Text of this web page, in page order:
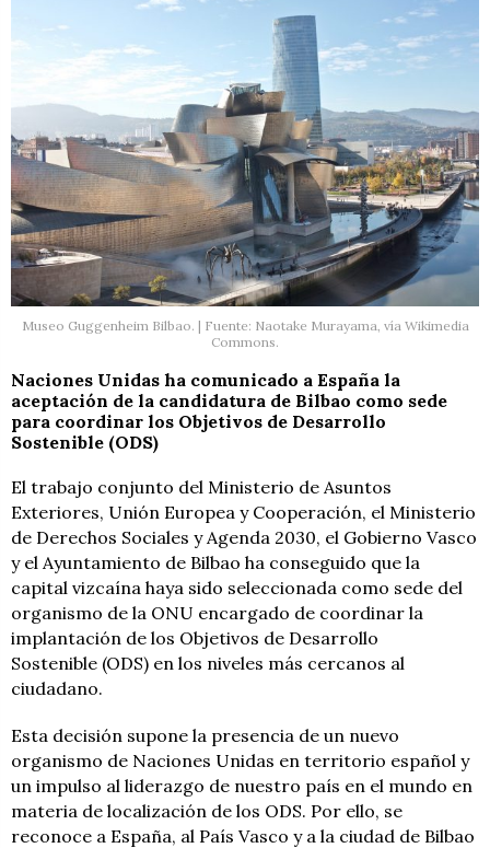
Museo Guggenheim Bilbao. | Fuente: Naotake Murayama, vía Wikimedia
Commons.
Naciones Unidas ha comunicado a España la
aceptación de la candidatura de Bilbao como sede
para coordinar los Objetivos de Desarrollo
Sostenible (ODS)
El trabajo conjunto del Ministerio de Asuntos
Exteriores, Unión Europea y Cooperación, el Ministerio
de Derechos Sociales y Agenda 2030, el Gobierno Vasco
y el Ayuntamiento de Bilbao ha conseguido que la
capital vizcaína haya sido seleccionada como sede del
organismo de la ONU encargado de coordinar la
implantación de los Objetivos de Desarrollo
Sostenible (ODS) en los niveles más cercanos al
ciudadano.
Esta decisión supone la presencia de un nuevo
organismo de Naciones Unidas en territorio español y
un impulso al liderazgo de nuestro país en el mundo en
materia de localización de los ODS. Por ello, se
reconoce a España, al País Vasco y a la ciudad de Bilbao